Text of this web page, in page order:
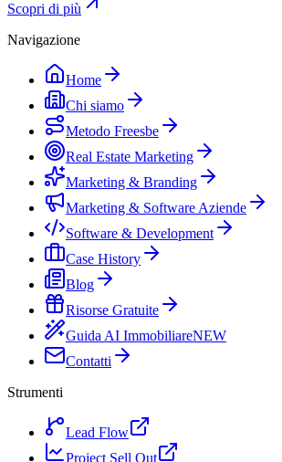
Scopri di più
Navigazione
Home
Chi siamo
Metodo Freesbe
Real Estate Marketing
Marketing & Branding
Marketing & Software Aziende
Software & Development
Case History
Blog
Risorse Gratuite
Guida AI ImmobiliareNEW
Contatti
Strumenti
Lead Flow
Project Sell Out